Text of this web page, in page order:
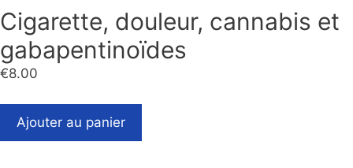
Cigarette, douleur, cannabis et
gabapentinoïdes
€8.00
Ajouter au panier